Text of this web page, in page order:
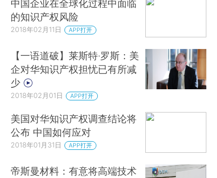
中国企业在全球化过程中面临
的知识产权风险
2018年02月11日 APP打开
【一语道破】莱斯特·罗斯：美
企对华知识产权担忧已有所减
少
2018年02月01日 APP打开
美国对华知识产权调查结论将
公布 中国如何应对
2018年01月31日 APP打开
帝斯曼材料：有意将高端技术